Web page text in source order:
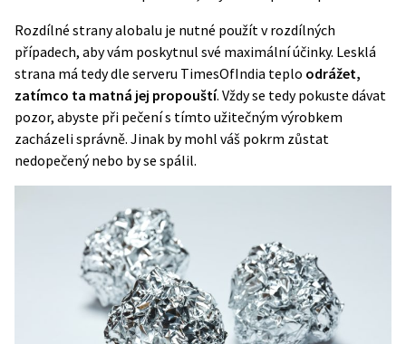
Rozdílné strany alobalu je nutné použít v rozdílných
případech, aby vám poskytnul své maximální účinky. Lesklá
strana má tedy dle serveru TimesOfIndia teplo odrážet,
zatímco ta matná jej propouští. Vždy se tedy pokuste dávat
pozor, abyste při pečení s tímto užitečným výrobkem
zacházeli správně. Jinak by mohl váš pokrm zůstat
nedopečený nebo by se spálil.